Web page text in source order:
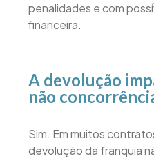
penalidades e com
financeira.
A devolução
não
Sim. Em muitos
devolução da franquia